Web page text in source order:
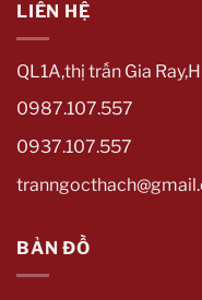
LIÊN HỆ
QL1A,thị trấn Gia
0987.107.557
0937.107.557
BẢN ĐỒ